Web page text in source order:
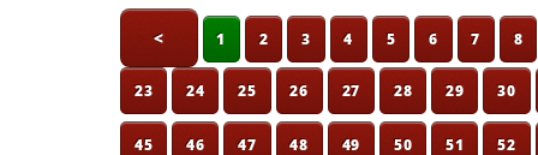
< 1 2 3 4 5 6 7 8
23 24 25 26 27 28 29 30
45 46 47 48 49 50 51 52